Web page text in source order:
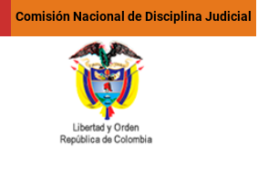
Comisión Nacional de Disciplina Judicial